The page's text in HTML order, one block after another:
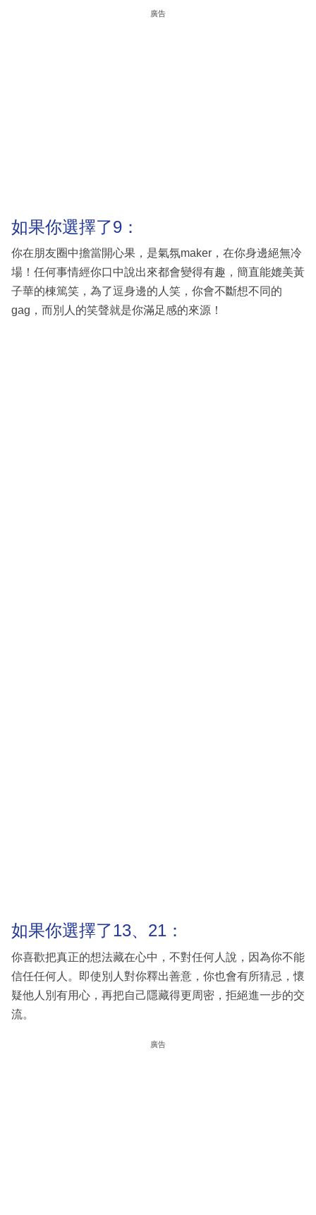
廣告
如果你選擇了9：
你在朋友圈中擔當開心果，是氣氛maker，在你身邊絕無冷
場！任何事情經你口中說出來都會變得有趣，簡直能媲美黃
子華的棟篤笑，為了逗身邊的人笑，你會不斷想不同的
gag，而別人的笑聲就是你滿足感的來源！
如果你選擇了13、21：
你喜歡把真正的想法藏在心中，不對任何人說，因為你不能
信任任何人。即使別人對你釋出善意，你也會有所猜忌，懷
疑他人別有用心，再把自己隱藏得更周密，拒絕進一步的交
流。
廣告